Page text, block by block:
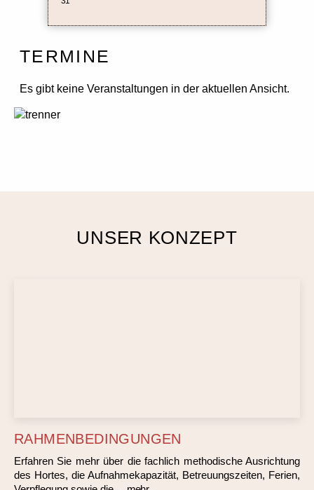
TERMINE
Es gibt keine Veranstaltungen in der aktuellen Ansicht.
UNSER KONZEPT
RAHMENBEDINGUNGEN
Erfahren Sie mehr über die fachlich methodische Ausrichtung
des Hortes, die Aufnahmekapazität, Betreuungszeiten, Ferien,